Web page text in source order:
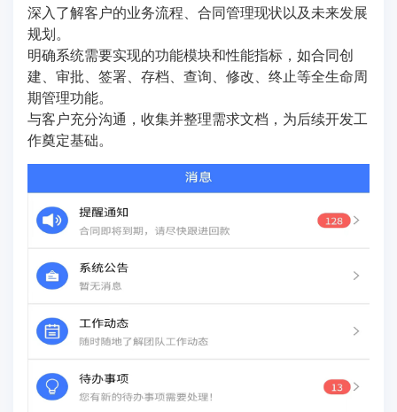
深入了解客户的业务流程、合同管理现状以及未来发展
规划。
明确系统需要实现的功能模块和性能指标，如合同创
建、审批、签署、存档、查询、修改、终止等全生命周
期管理功能。
与客户充分沟通，收集并整理需求文档，为后续开发工
作奠定基础。